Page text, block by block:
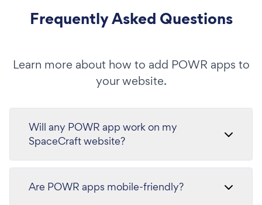
Frequently Asked Questions
Learn more about how to add POWR apps to
your website.
Will any POWR app work on my
SpaceCraft website?
Are POWR apps mobile-friendly?